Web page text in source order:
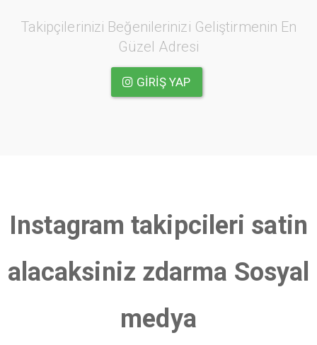
Takipçilerinizi Beğenilerinizi Geliştirmenin En
Güzel Adresi
GIRIŞ YAP
Instagram takipcileri satin
alacaksiniz zdarma Sosyal
medya